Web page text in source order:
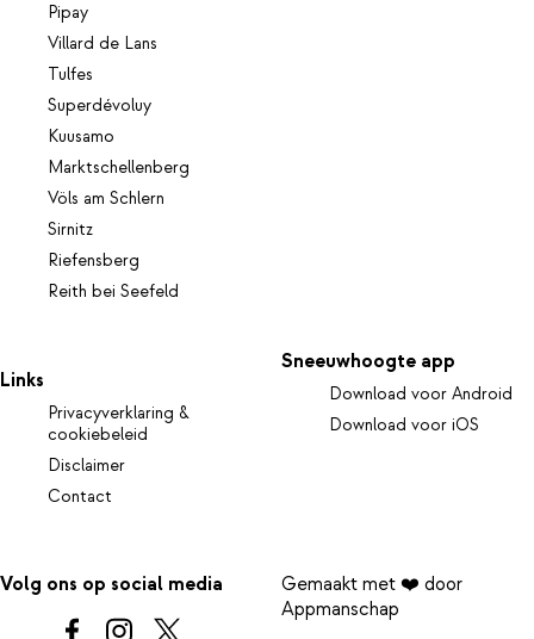
Pipay
Villard de Lans
Tulfes
Superdévoluy
Kuusamo
Marktschellenberg
Völs am Schlern
Sirnitz
Riefensberg
Reith bei Seefeld
Links
Privacyverklaring &
cookiebeleid
Disclaimer
Contact
Sneeuwhoogte app
Download voor Android
Download voor iOS
Volg ons op social media
Gemaakt met ❤️ door
Appmanschap